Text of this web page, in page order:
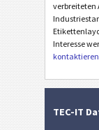
₣
S
verbreiteten
Interesse
kontaktieren
TEC-IT